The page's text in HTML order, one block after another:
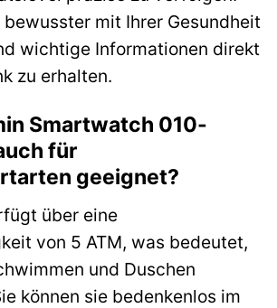
bewusster mit Ihrer Gesundheit
wichtige Informationen direkt
zu erhalten.
Smartwatch 010-
für
geeignet?
über eine
von 5 ATM, was bedeutet,
und Duschen
können sie bedenkenlos im